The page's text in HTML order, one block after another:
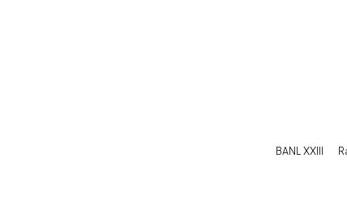
BANL XXIII